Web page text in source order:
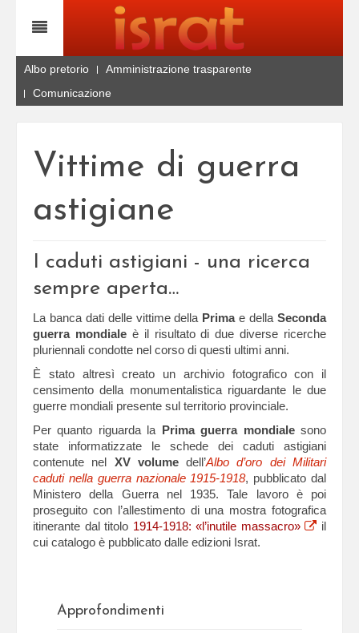
Albo pretorio
Amministrazione trasparente
Comunicazione
Vittime di guerra
astigiane
I caduti astigiani - una ricerca
sempre aperta…
La banca dati delle vittime della Primae dellaSeconda
guerra mondialeè il risultato di due diverse ricerche
pluriennali condotte nel corso di questi ultimi anni.
È stato altresì creato un archivio fotografico con il
censimento della monumentalistica riguardante le due
guerre mondiali presente sul territorio provinciale.
Per quanto riguarda la Prima guerra mondialesono
state informatizzate le schede dei caduti astigiani
contenute nel XV volumedell’Albo d’oro dei Militari
caduti nella guerra nazionale 1915-1918, pubblicato dal
Ministero della Guerra nel 1935. Tale lavoro è poi
proseguito con l’allestimento di una mostra fotografica
itinerante dal titolo 1914-1918: «l’inutile massacro»
il
cui catalogo è pubblicato dalle edizioni Israt.
Approfondimenti